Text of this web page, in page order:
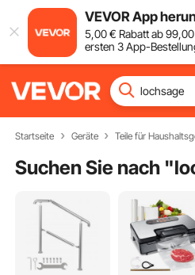
VEVOR App
5,00€ Rabatt ab99,00
ersten 3 App-
Startseite Geräte Teile für
Suchen Sie nach "